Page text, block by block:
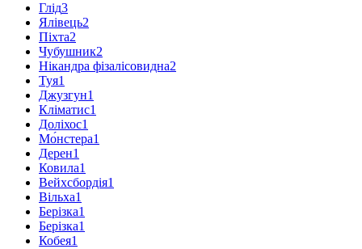
Глід3
Ялівець2
Піхта2
Чубушник2
Нікандра фізалісовидна2
Туя1
Джузгун1
Кліматис1
Доліхос1
Мо́нстера1
Дерен1
Ковила1
Вейхсбордія1
Вільха1
Берізка1
Берізка1
Кобея1